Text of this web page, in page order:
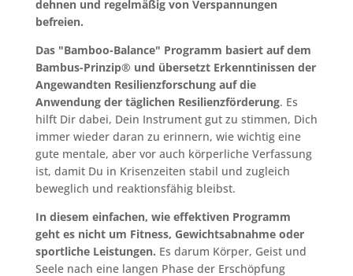
dehnen und regelmäßig von Verspannungen
befreien.
Das "Bamboo-Balance" Programm basiert auf dem
Bambus-Prinzip® und übersetzt Erkenntinissen der
Angewandten Resilienzforschung auf die
Anwendung der täglichen Resilienzförderung. Es
hilft Dir dabei, Dein Instrument gut zu stimmen, Dich
immer wieder daran zu erinnern, wie wichtig eine
gute mentale, aber vor auch körperliche Verfassung
ist, damit Du in Krisenzeiten stabil und zugleich
beweglich und reaktionsfähig bleibst.
In diesem einfachen, wie effektiven Programm
geht es nicht um Fitness, Gewichtsabnahme oder
sportliche Leistungen. Es darum Körper, Geist und
Seele nach eine langen Phase der Erschöpfung